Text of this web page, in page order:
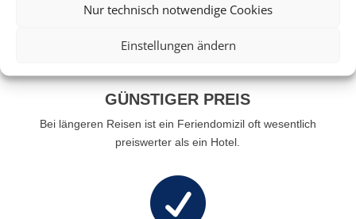
Nur technisch notwendige Cookies
Einstellungen ändern

GÜNSTIGER PREIS
Bei längeren Reisen ist ein Feriendomizil oft wesentlich
preiswerter als ein Hotel.
